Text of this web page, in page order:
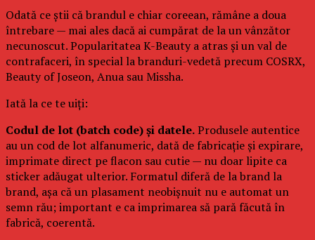
Odată ce știi că brandul e chiar coreean, rămâne a doua
întrebare — mai ales dacă ai cumpărat de la un vânzător
necunoscut. Popularitatea K-Beauty a atras și un val de
contrafaceri, în special la branduri-vedetă precum COSRX,
Beauty of Joseon, Anua sau Missha.
Iată la ce te uiți:
Codul de lot (batch code) și datele.Produsele autentice
au un cod de lot alfanumeric, dată de fabricație și expirare,
imprimate direct pe flacon sau cutie — nu doar lipite ca
sticker adăugat ulterior. Formatul diferă de la brand la
brand, așa că un plasament neobișnuit nu e automat un
semn rău; important e ca imprimarea să pară făcută în
fabrică, coerentă.